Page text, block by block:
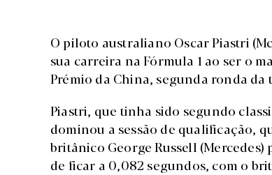
O piloto australiano Oscar Piastri
sua carreira na Fórmula 1 ao ser o
Prémio da China, segunda ronda da
Piastri, que tinha sido segundo
dominou a sessão de qualificação,
britânico George Russell
de ficar a 0,082 segundos, com o